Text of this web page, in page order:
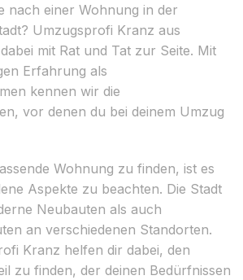
nach einer Wohnung in der
Umzugsprofi Kranz aus
mit Rat und Tat zur Seite. Mit
Erfahrung als
kennen wir die
vor denen du bei deinem Umzug
Wohnung zu finden, ist es
Aspekte zu beachten. Die Stadt
Neubauten als auch
an verschiedenen Standorten.
Kranz helfen dir dabei, den
zu finden, der deinen Bedürfnissen